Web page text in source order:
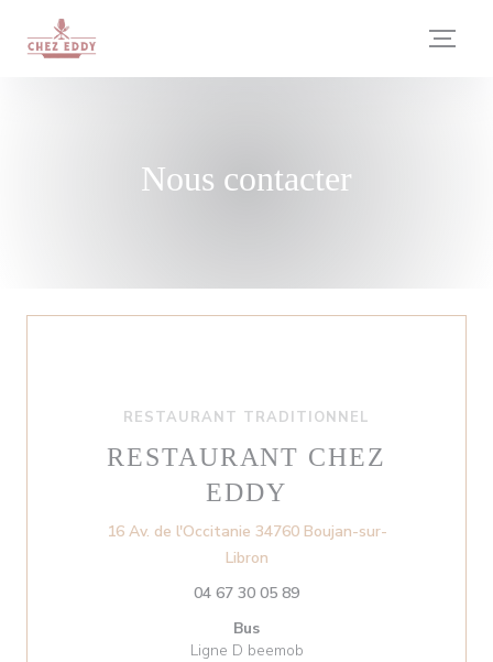
Personnalisation de vos choix en matière de cookies
Nous contacter
RESTAURANT TRADITIONNEL
RESTAURANT CHEZ
EDDY
16 Av. de l'Occitanie 34760 Boujan-sur-
Libron((ouvre une nouvelle fenêtre))
04 67 30 05 89
Bus
Ligne D beemob